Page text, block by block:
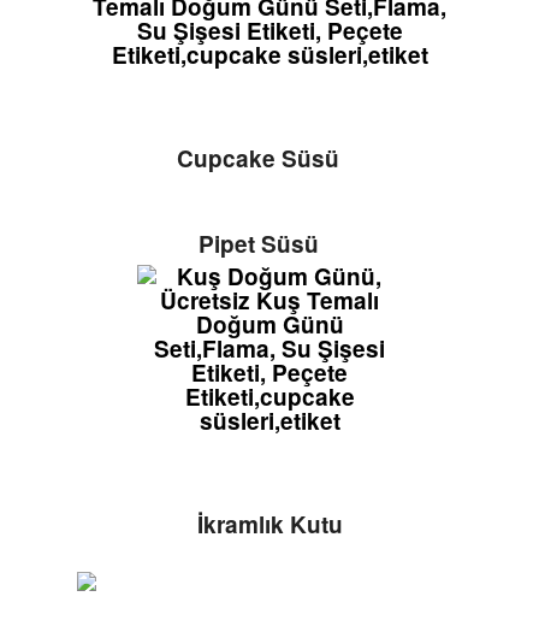
Cupcake Süsü
Pipet Süsü
İkramlık Kutu